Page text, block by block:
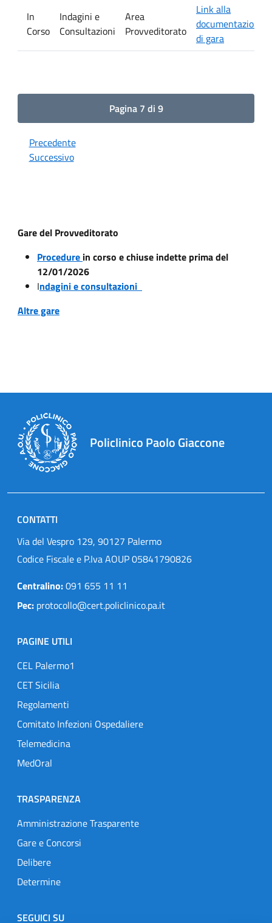
In
Corso
Indagini e
Consultazioni
Area
Provveditorato
Link alla
documentazione
di gara
Pagina 7 di 9
Precedente
Successivo
Gare del Provveditorato
Procedure in corso e chiuse indette prima del
12/01/2026
Indagini e consultazioni
Altre gare
Policlinico Paolo Giaccone
CONTATTI
Via del Vespro 129, 90127 Palermo
Codice Fiscale e P.Iva AOUP 05841790826
Centralino:091 655 11 11
Pec: protocollo@cert.policlinico.pa.it
PAGINE UTILI
CEL Palermo1
CET Sicilia
Regolamenti
Comitato Infezioni Ospedaliere
Telemedicina
MedOral
TRASPARENZA
Amministrazione Trasparente
Gare e Concorsi
Delibere
Determine
SEGUICI SU